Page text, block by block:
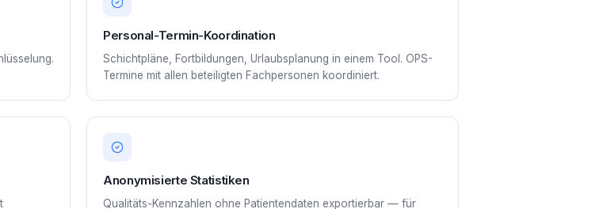
Personal-Termin-Koordination
Schichtpläne, Fortbildungen, Urlaubsplanung in einem Tool. OPS-
Termine mit allen beteiligten Fachpersonen koordiniert.
Anonymisierte Statistiken
Qualitäts-Kennzahlen ohne Patientendaten exportierbar — für